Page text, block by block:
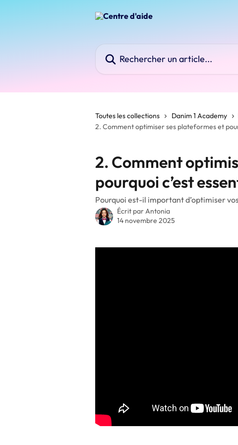
Toutes les collections Danim 1 Academy
2. Comment optimiser ses plateformes et
2. Comment
pourquoi c’est
Pourquoi est-il important d’optimiser
Écrit parAntonia
14 novembre 2025